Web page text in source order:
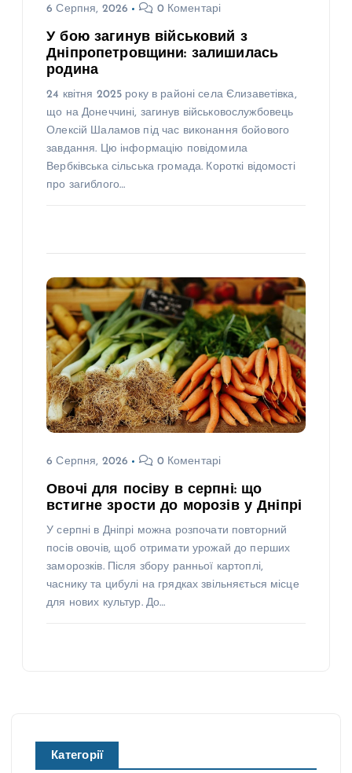
6 Серпня, 2026 0 Коментарі
У бою загинув військовий з
Дніпропетровщини: залишилась
родина
24 квітня 2025 року в районі села Єлизаветівка,
що на Донеччині, загинув військовослужбовець
Олексій Шаламов під час виконання бойового
завдання. Цю інформацію повідомила
Вербківська сільська громада. Короткі відомості
про загиблого…
6 Серпня, 2026 0 Коментарі
Овочі для посіву в серпні: що
встигне зрости до морозів у Дніпрі
У серпні в Дніпрі можна розпочати повторний
посів овочів, щоб отримати урожай до перших
заморозків. Після збору ранньої картоплі,
часнику та цибулі на грядках звільняється місце
для нових культур. До…
Категорії